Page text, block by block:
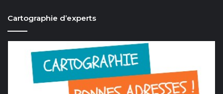
Cartographie d’experts